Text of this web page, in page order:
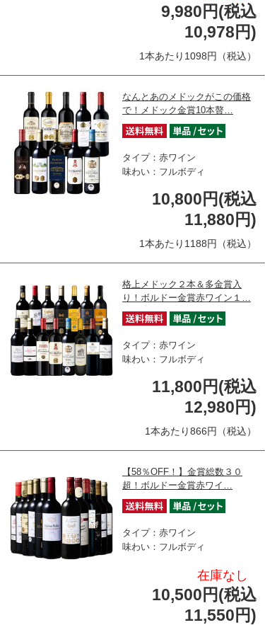
9,980円(税込
10,978円)
1本あたり1098円（税込）
なんとあのメドックがこの価格
で！メドック金賞10本贅…
タイプ：赤ワイン
味わい：フルボディ
10,800円(税込
11,880円)
1本あたり1188円（税込）
格上メドック２本＆多金賞入
り！ボルドー金賞赤ワイン１…
タイプ：赤ワイン
味わい：フルボディ
11,800円(税込
12,980円)
1本あたり866円（税込）
【58％OFF！】金賞総数３０
超！ボルドー金賞赤ワイ…
タイプ：赤ワイン
味わい：フルボディ
在庫なし
10,500円(税込
11,550円)